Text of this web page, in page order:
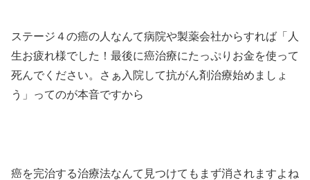
ステージ４の癌の人なんて病院や製薬会社からすれば「人
生お疲れ様でした！最後に癌治療にたっぷりお金を使って
死んでください。さぁ入院して抗がん剤治療始めましょ
う」ってのが本音ですから
癌を完治する治療法なんて見つけてもまず消されますよね